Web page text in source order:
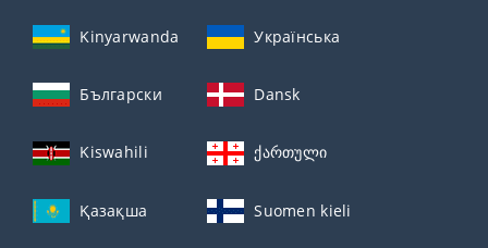
Kinyarwanda Українська
Български Dansk
Kiswahili ქართული
Қазақша Suomen kieli